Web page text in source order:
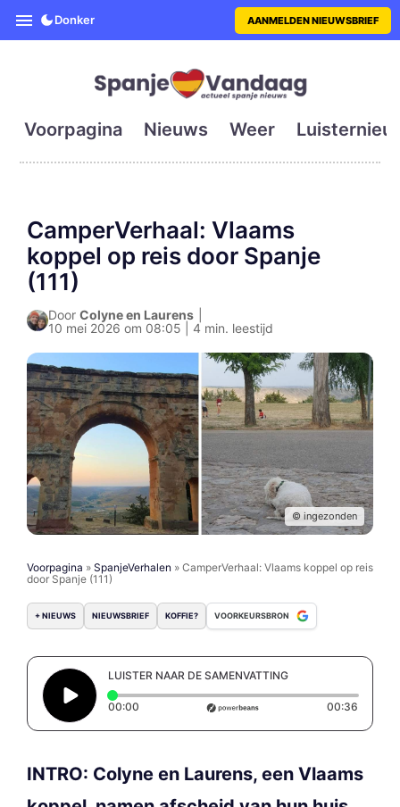
SpanjeVandaag is de eerste
Donker AANMELDEN NIEUWSBRIEF
Voorpagina Nieuws Weer
CamperVerhaal: Vlaams
koppel op reis door Spanje
(111)
Door Colyne en Laurens
10 mei 2026 om 08:05 | 4 min. leestijd
© ingezonden
Voorpagina » SpanjeVerhalen » CamperVerhaal: Vlaams koppel op reis
door Spanje (111)
+ NIEUWS NIEUWSBRIEF KOFFIE? VOORKEURSBRON
LUISTER NAAR DE SAMENVATTING
00:00 Elapsed time: 0 seconds 00:36
INTRO: Colyne en Laurens, een Vlaams